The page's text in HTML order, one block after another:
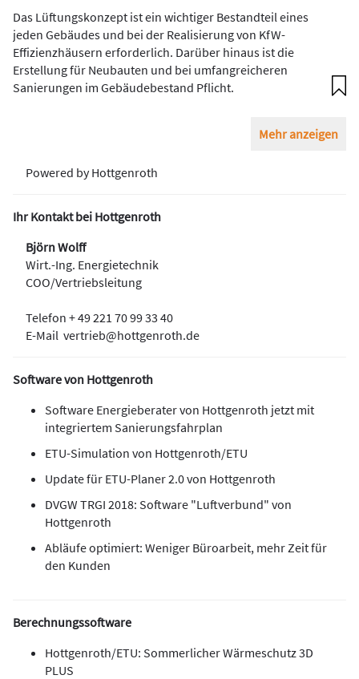
Das Lüftungskonzept ist ein wichtiger Bestandteil eines
jeden Gebäudes und bei der Realisierung von KfW-
Effizienzhäusern erforderlich. Darüber hinaus ist die
Erstellung für Neubauten und bei umfangreicheren
Sanierungen im Gebäudebestand Pflicht.
Mehr anzeigen
Powered by Hottgenroth
Ihr Kontakt bei Hottgenroth
Björn Wolff
Wirt.-Ing. Energietechnik
COO/Vertriebsleitung
Telefon + 49 221 70 99 33 40
E-Mail vertrieb@hottgenroth.de
Software von Hottgenroth
Software Energieberater von Hottgenroth jetzt mit
integriertem Sanierungsfahrplan
ETU-Simulation von Hottgenroth/ETU
Update für ETU-Planer 2.0 von Hottgenroth
DVGW TRGI 2018: Software "Luftverbund" von
Hottgenroth
Abläufe optimiert: Weniger Büroarbeit, mehr Zeit für
den Kunden
Berechnungssoftware
Hottgenroth/ETU: Sommerlicher Wärmeschutz 3D
PLUS